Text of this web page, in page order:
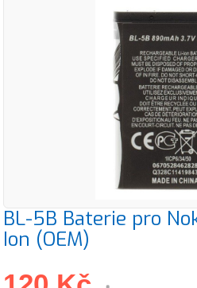
BL-5B Baterie pro
Ion (OEM)